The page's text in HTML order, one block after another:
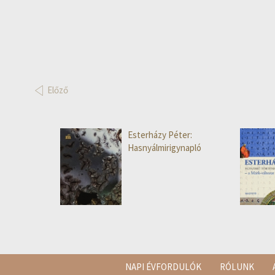
Előző
Esterházy Péter:
Hasnyálmirigynapló
NAPI ÉVFORDULÓK RÓLUNK